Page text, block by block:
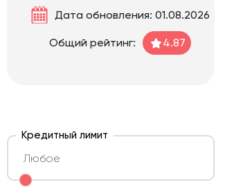
Дата обновления: 01.08.2026
Общий рейтинг: 4.87
Кредитный лимит